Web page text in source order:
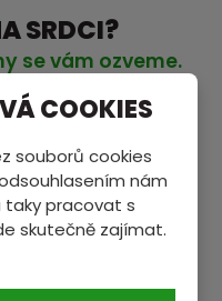
SRDCI?
se vám ozveme.
COOKIES
souborů cookies
nám
pracovat s
skutečně zajímat.